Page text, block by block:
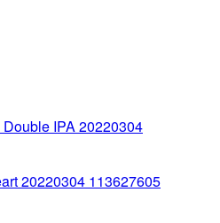
IPA 20220304